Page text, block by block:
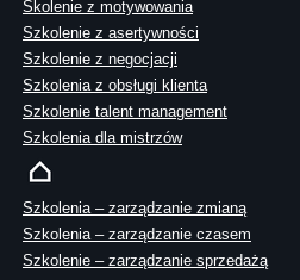
Skolenie z motywowania
Szkolenie z asertywności
Szkolenie z negocjacji
Szkolenia z obsługi klienta
Szkolenie talent management
Szkolenia dla mistrzów
Szkolenia – zarządzanie zmianą
Szkolenia – zarządzanie czasem
Szkolenie – zarządzanie sprzedażą